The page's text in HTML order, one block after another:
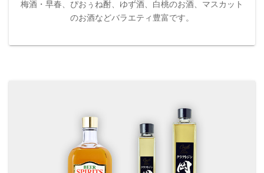
梅酒・早春、ぴおぅね酎、ゆず酒、白桃のお酒、マスカット
のお酒などバラエティ豊富です。